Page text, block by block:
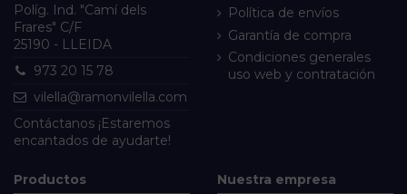
Políg. Ind. "Camí dels
Frares" C/F
25190 - LLEIDA
973 20 15 78
vilella@ramonvilella.com
Contáctanos ¡Estaremos
encantados de ayudarte!
Política de envíos
Garantía de compra
Condiciones generales
uso web y contratación
Productos Nuestra empresa